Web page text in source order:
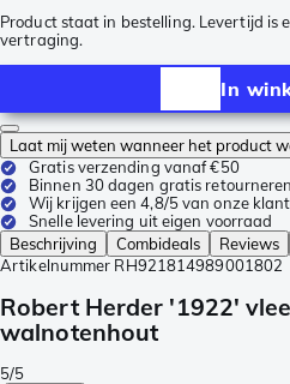
Product staat in bestelling. Levertijd is
vertraging.
In
Laat mij weten wanneer het product
Gratis verzending vanaf €50
Binnen 30 dagen gratis retourneren
Wij krijgen een 4,8/5 van onze
Snelle levering uit eigen voorraad
Beschrijving
Combideals Reviews
Artikelnummer RH921814989001802
Robert Herder '1922'
walnotenhout
5/5